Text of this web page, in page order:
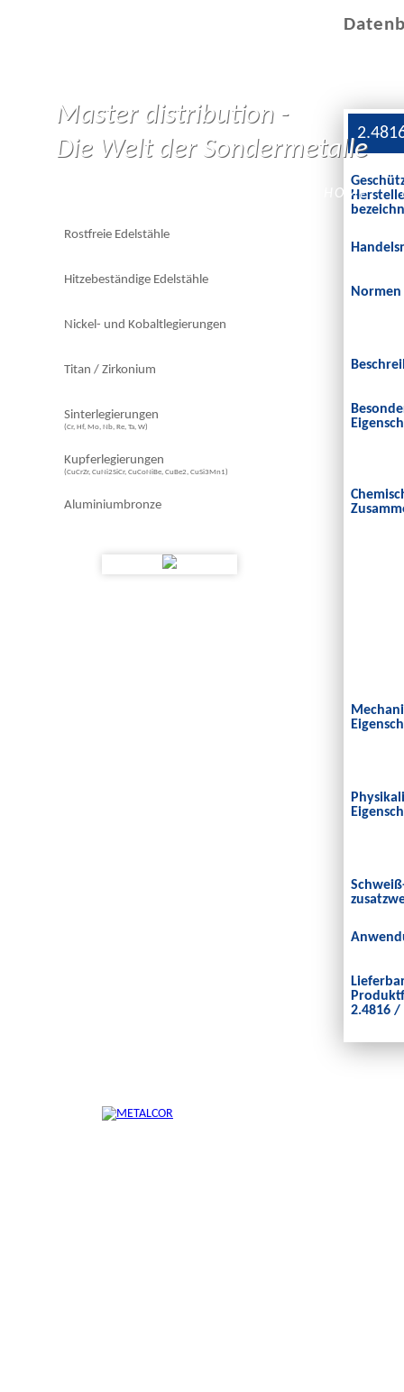
Normen
2.4816 /
Master distribution -
Die Welt der Sondermetalle
HOME
Rostfreie Edelstähle
Hitzebeständige Edelstähle
Nickel- und Kobaltlegierungen
Titan / Zirkonium
Sinterlegierungen
(Cr, Hf, Mo, Nb, Re, Ta, W)
Kupferlegierungen
(CuCrZr, CuNi2SiCr, CuCoNiBe, CuBe2, CuSi3Mn1)
Aluminiumbronze